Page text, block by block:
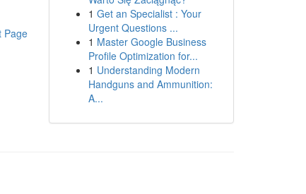
Page
1 Get an Specialist : Your
Urgent Questions ...
1 Master Google Business
Profile Optimization for...
1 Understanding Modern
Handguns and Ammunition:
A...